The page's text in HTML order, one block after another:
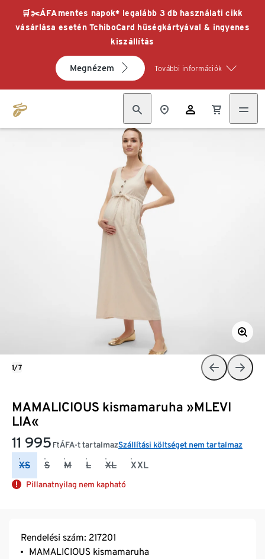
🛒✂️ÁFAmentes napok* legalább 3 db használati cikk
vásárlása esetén TchiboCard hűségkártyával & ingyenes
kiszállítás
Megnézem További információk
MAMALICIOUS kismamaruha »MLEVI
LIA«
11 995 FtÁFA-t tartalmazSzállítási költséget nem tartalmaz
XS S M L XL XXL
Pillanatnyilag nem kapható
1/7
Rendelési szám: 217201
MAMALICIOUS kismamaruha